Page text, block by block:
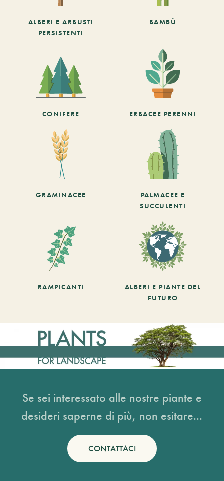
ALBERI E ARBUSTI
PERSISTENTI
BAMBÙ
CONIFERE ERBACEE PERENNI
GRAMINACEE
PALMACEE E
SUCCULENTI
RAMPICANTI
ALBERI E PIANTE DEL
FUTURO
Se sei interessato alle nostre piante e
desideri saperne di più, non esitare...
CONTATTACI